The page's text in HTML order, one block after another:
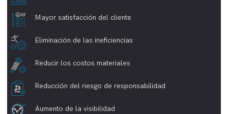
Mayor satisfacción del cliente
Eliminación de las ineficiencias
Reducir los costos materiales
Reducción del riesgo de responsabilidad
Aumento de la visibilidad